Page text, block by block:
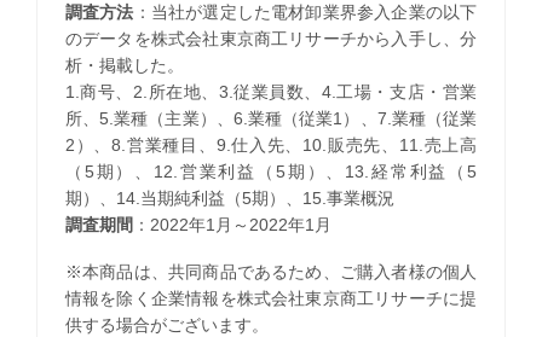
調査方法 ：当社が選定した電材卸業界参入企業の以下
のデータを株式会社東京商工リサーチから入手し、分
析・掲載した。
1.商号、2.所在地、3.従業員数、4.工場・支店・営業
所、5.業種（主業）、6.業種（従業1）、7.業種（従業
2）、8.営業種目、9.仕入先、10.販売先、11.売上高
（5期）、12.営業利益（5期）、13.経常利益（5
期）、14.当期純利益（5期）、15.事業概況
調査期間 ：2022年1月～2022年1月
※本商品は、共同商品であるため、ご購入者様の個人
情報を除く企業情報を株式会社東京商工リサーチに提
供する場合がございます。